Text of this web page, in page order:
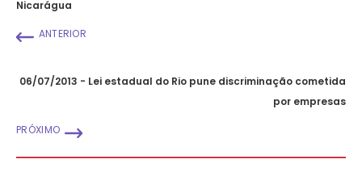
Nicarágua
ANTERIOR
06/07/2013 - Lei estadual do Rio pune discriminação cometida
por empresas
PRÓXIMO